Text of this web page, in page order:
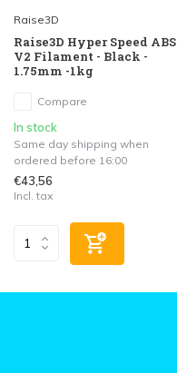
Raise3D
Raise3D Hyper Speed ABS
V2 Filament - Black -
1.75mm -1kg
Compare
In stock
Same day shipping when
ordered before 16:00
€43,56
Incl. tax